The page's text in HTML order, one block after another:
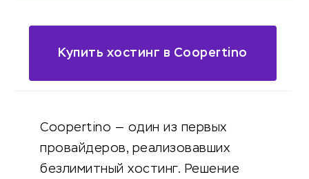
Купить хостинг в Coopertino
Coopertino — один из первых
провайдеров, реализовавших
безлимитный хостинг. Решение